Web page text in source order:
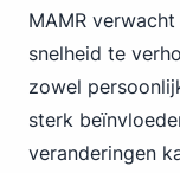
MAMR
snelheid te
zowel
sterk
veranderingen